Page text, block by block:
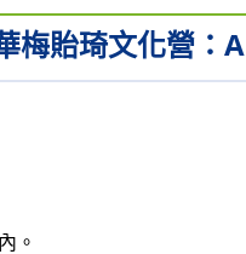
梅貽琦文化營：
。